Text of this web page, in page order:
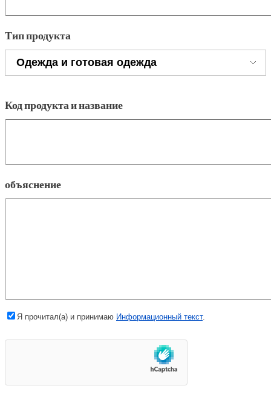
Тип продукта
Код продукта и название
объяснение
Я прочитал(а) и принимаю Информационный текст.